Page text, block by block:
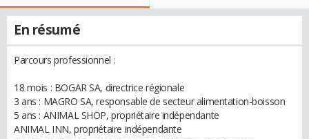
En résumé
Parcours professionnel :
18 mois : BOGAR SA, directrice régionale
3 ans : MAGRO SA, responsable de secteur alimentation-boisson
5 ans : ANIMAL SHOP, propriétaire indépendante
ANIMAL INN, propriétaire indépendante